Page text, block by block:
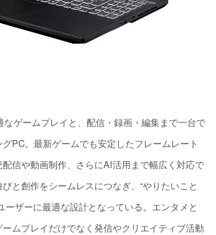
なゲームプレイと、配信・録画・編集まで一台で
PC。最新ゲームでも安定したフレームレート
信や動画制作、さらにAI活用まで幅広く対応で
と創作をシームレスにつなぎ、“やりたいこと
ーザーに最適な設計となっている。エンタメと
ムプレイだけでなく発信やクリエイティブ活動